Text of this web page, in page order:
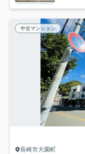
中古マンション
長崎市大園町